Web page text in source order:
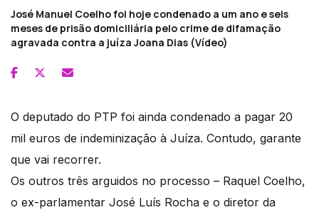
José Manuel Coelho foi hoje condenado a um ano e seis
meses de prisão domiciliária pelo crime de difamação
agravada contra a juíza Joana Dias (Vídeo)
O deputado do PTP foi ainda condenado a pagar 20
mil euros de indeminização à Juíza. Contudo, garante
que vai recorrer.
Os outros três arguidos no processo – Raquel Coelho,
o ex-parlamentar José Luís Rocha e o diretor da